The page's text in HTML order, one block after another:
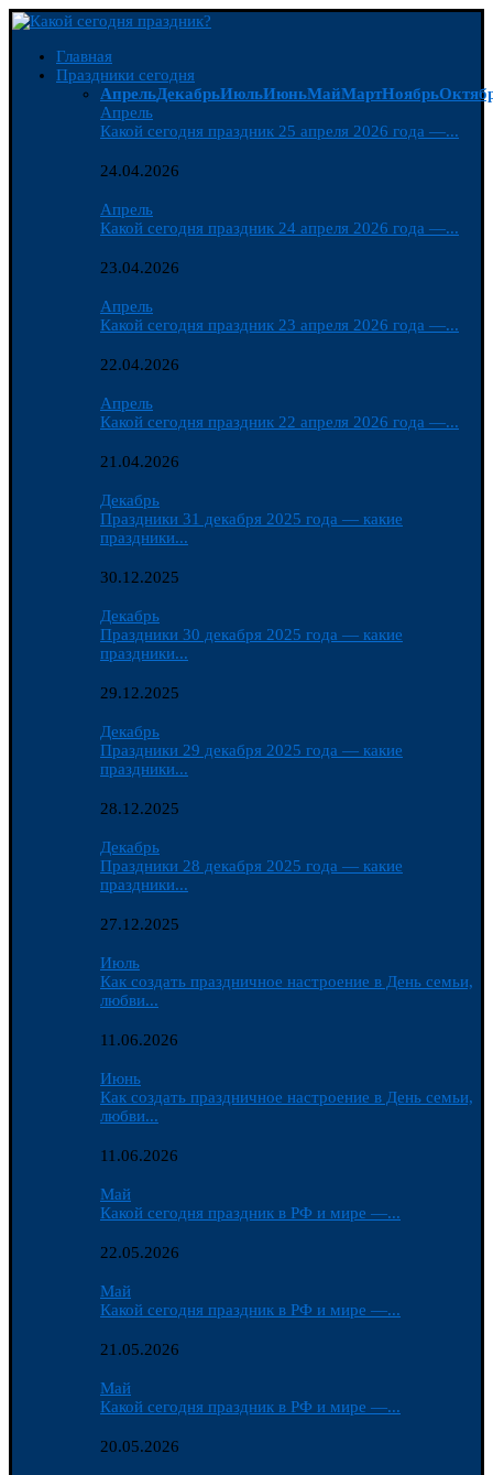
Главная
Праздники сегодня
АпрельДекабрьИюльИюньМайМартНоябрь
Апрель
Какой сегодня праздник 25 апреля 2026 года —...
24.04.2026
Апрель
Какой сегодня праздник 24 апреля 2026 года —...
23.04.2026
Апрель
Какой сегодня праздник 23 апреля 2026 года —...
22.04.2026
Апрель
Какой сегодня праздник 22 апреля 2026 года —...
21.04.2026
Декабрь
Праздники 31 декабря 2025 года — какие
праздники...
30.12.2025
Декабрь
Праздники 30 декабря 2025 года — какие
праздники...
29.12.2025
Декабрь
Праздники 29 декабря 2025 года — какие
праздники...
28.12.2025
Декабрь
Праздники 28 декабря 2025 года — какие
праздники...
27.12.2025
Июль
Как создать праздничное настроение в День семьи,
любви...
11.06.2026
Июнь
Как создать праздничное настроение в День семьи,
любви...
11.06.2026
Май
Какой сегодня праздник в РФ и мире —...
22.05.2026
Май
Какой сегодня праздник в РФ и мире —...
21.05.2026
Май
Какой сегодня праздник в РФ и мире —...
20.05.2026